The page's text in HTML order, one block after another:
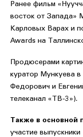
Ранее фильм
восток от Запада»
Карловых Варах и
Awards на
Продюсерами
куратор Мункуева
Федорович и
телеканал «ТВ-3»).
Также в основной
участие